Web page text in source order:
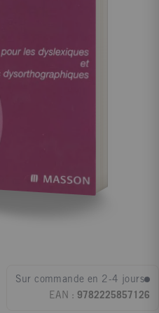
Sur commande en 2-4 jours
EAN : 9782225857126